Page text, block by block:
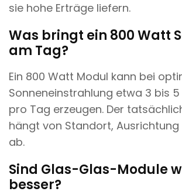
sie hohe Erträge liefern.
Was bringt ein 800 Watt
am Tag?
Ein 800 Watt Modul kann bei
Sonneneinstrahlung etwa 3 bis
pro Tag erzeugen. Der
hängt von Standort,
ab.
Sind Glas-Glas-Module
besser?